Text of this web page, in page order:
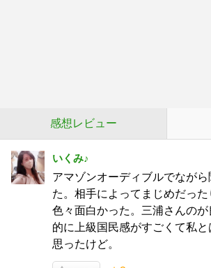
感想レビュー
いくみ♪
アマゾンオーディブルでなが
た。相手によってまじめだった
色々面白かった。三浦さんの
的に上級国民感がすごくて私
思ったけど。